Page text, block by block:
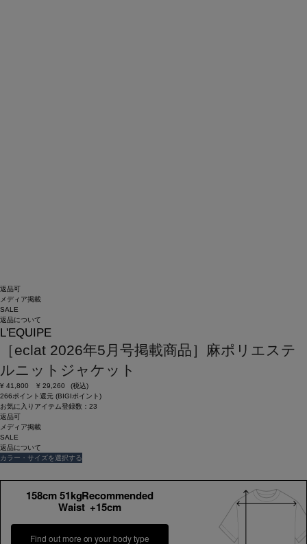
返品可
メディア掲載
SALE
返品について
L'EQUIPE
［eclat 2026年5月号掲載商品］麻ポリエステ
ルニットジャケット
¥ 41,800 ¥ 29,260
(税込)
266ポイント還元 (BIGIポイント)
お気に入りアイテム登録数： 23
返品可
メディア掲載
SALE
返品について
カラー・サイズを選択する
158cm 51kgRecommended
Waist +15cm
Find out more on your body type